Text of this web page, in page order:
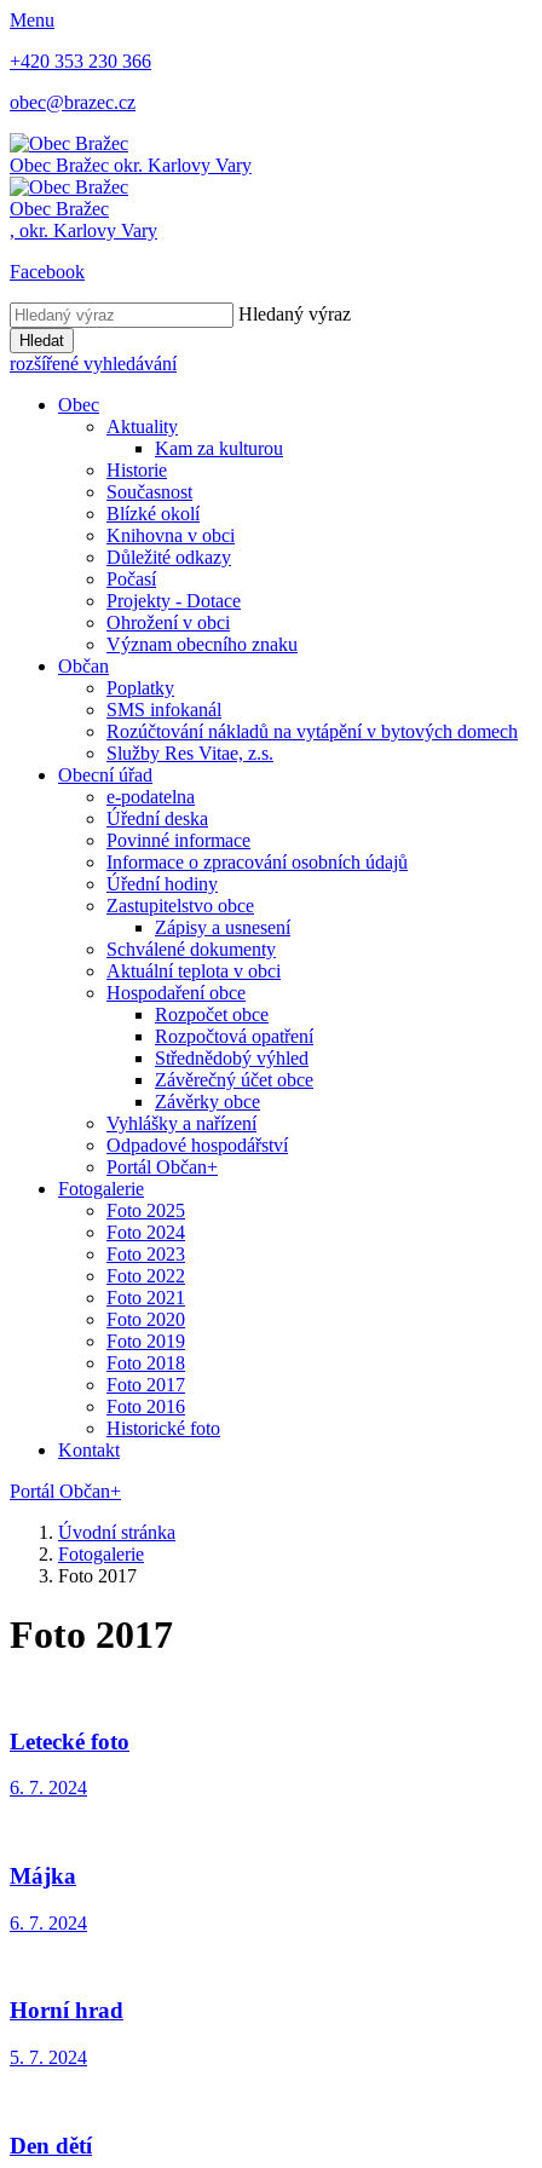
Menu
+420 353 230 366
obec@brazec.cz
Obec Bražec okr. Karlovy Vary
Obec Bražec
, okr. Karlovy Vary
Facebook
Hledaný výraz
Hledat
rozšířené vyhledávání
Obec
Aktuality
Kam za kulturou
Historie
Současnost
Blízké okolí
Knihovna v obci
Důležité odkazy
Počasí
Projekty - Dotace
Ohrožení v obci
Význam obecního znaku
Občan
Poplatky
SMS infokanál
Rozúčtování nákladů na vytápění v bytových domech
Služby Res Vitae, z.s.
Obecní úřad
e-podatelna
Úřední deska
Povinné informace
Informace o zpracování osobních údajů
Úřední hodiny
Zastupitelstvo obce
Zápisy a usnesení
Schválené dokumenty
Aktuální teplota v obci
Hospodaření obce
Rozpočet obce
Rozpočtová opatření
Střednědobý výhled
Závěrečný účet obce
Závěrky obce
Vyhlášky a nařízení
Odpadové hospodářství
Portál Občan+
Fotogalerie
Foto 2025
Foto 2024
Foto 2023
Foto 2022
Foto 2021
Foto 2020
Foto 2019
Foto 2018
Foto 2017
Foto 2016
Historické foto
Kontakt
Portál Občan+
Úvodní stránka
Fotogalerie
Foto 2017
Foto 2017
Letecké foto
6. 7. 2024
Májka
6. 7. 2024
Horní hrad
5. 7. 2024
Den dětí